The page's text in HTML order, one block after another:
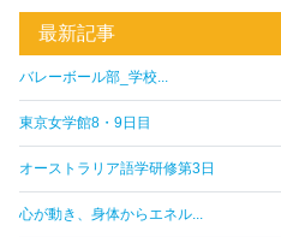
最新記事
バレーボール部_学校...
東京女学館8・9日目
オーストラリア語学研修第3日
心が動き、身体からエネル...